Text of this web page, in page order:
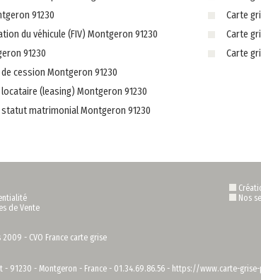
91230
du véhicule (FIV) Montgeron 91230
91230
cession Montgeron 91230
(leasing) Montgeron 91230
statut matrimonial Montgeron 91230
Carte
Carte
Carte
de Vente
2009 - CVO France carte grise
Nos
- 91230 - Montgeron - France - 01.34.69.86.56 - https://www.carte-